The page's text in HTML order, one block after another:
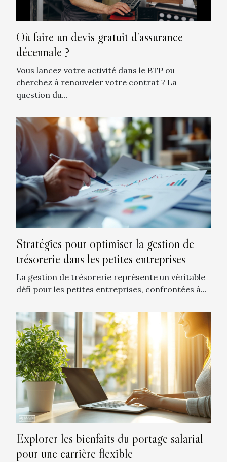
Où faire un devis gratuit d'assurance
décennale ?
Vous lancez votre activité dans le BTP ou
cherchez à renouveler votre contrat ? La
question du...
Stratégies pour optimiser la gestion de
trésorerie dans les petites entreprises
La gestion de trésorerie représente un véritable
défi pour les petites entreprises, confrontées à...
Explorer les bienfaits du portage salarial
pour une carrière flexible